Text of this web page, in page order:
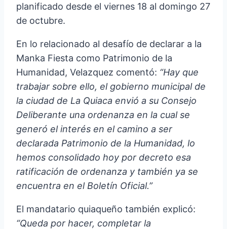
planificado desde el viernes 18 al domingo 27
de octubre.
En lo relacionado al desafío de declarar a la
Manka Fiesta como Patrimonio de la
Humanidad, Velazquez comentó: “Hay que
trabajar sobre ello, el gobierno municipal de
la ciudad de La Quiaca envió a su Consejo
Deliberante una ordenanza en la cual se
generó el interés en el camino a ser
declarada Patrimonio de la Humanidad, lo
hemos consolidado hoy por decreto esa
ratificación de ordenanza y también ya se
encuentra en el Boletín Oficial.”
El mandatario quiaqueño también explicó:
“Queda por hacer, completar la